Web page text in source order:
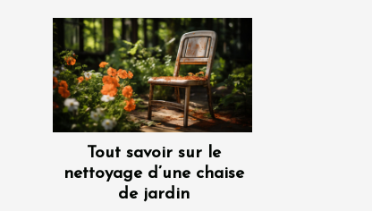
Tout savoir sur le
nettoyage d’une chaise
de jardin